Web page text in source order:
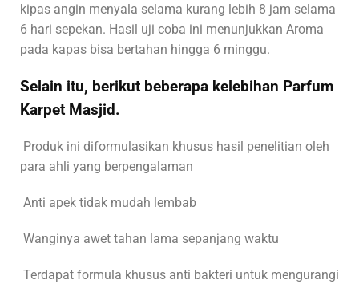
kipas angin menyala selama kurang lebih 8 jam selama
6 hari sepekan. Hasil uji coba ini menunjukkan Aroma
pada kapas bisa bertahan hingga 6 minggu.
Selain itu, berikut beberapa kelebihan Parfum
Karpet Masjid.
Produk ini diformulasikan khusus hasil penelitian oleh
para ahli yang berpengalaman
Anti apek tidak mudah lembab
Wanginya awet tahan lama sepanjang waktu
Terdapat formula khusus anti bakteri untuk mengurangi